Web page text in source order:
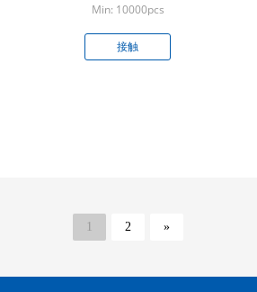
Min: 10000pcs
接触
1 2 »